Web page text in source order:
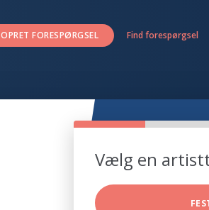
OPRET FORESPØRGSEL Find forespørgsel
Vælg en